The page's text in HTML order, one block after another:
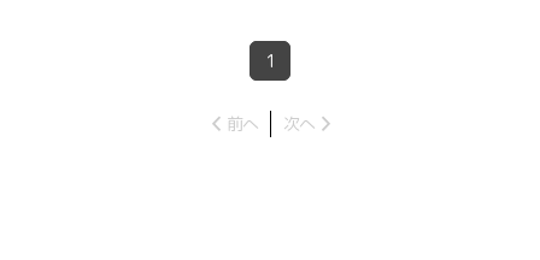
1
前へ 次へ